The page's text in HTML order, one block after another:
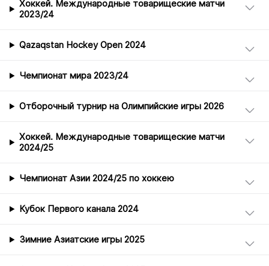
Хоккей. Международные товарищеские матчи
2023/24
Qazaqstan Hockey Open 2024
Чемпионат мира 2023/24
Отборочный турнир на Олимпийские игры 2026
Хоккей. Международные товарищеские матчи
2024/25
Чемпионат Азии 2024/25 по хоккею
Кубок Первого канала 2024
Зимние Азиатские игры 2025